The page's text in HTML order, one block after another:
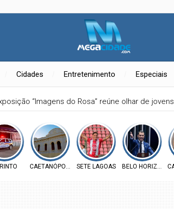
Cidades Entretenimento Especiais
“Imagens do Rosa” reúne olhar de
CAETANÓPOLIS SETE LAGOAS BELO HORIZONTE